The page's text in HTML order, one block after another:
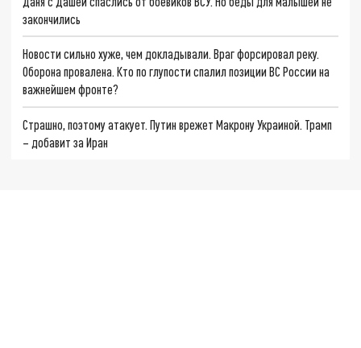
закончились
Новости сильно хуже, чем докладывали. Враг форсировал реку.
Оборона провалена. Кто по глупости спалил позиции ВС России на
важнейшем фронте?
Страшно, поэтому атакует. Путин врежет Макрону Украиной. Трамп
– добавит за Иран